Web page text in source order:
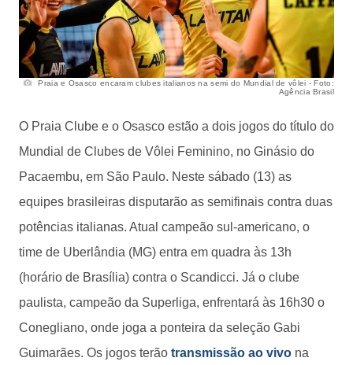
Praia e Osasco encaram clubes italianos na semi do Mundial de vôlei - Foto:
Agência Brasil
O Praia Clube e o Osasco estão a dois jogos do título do
Mundial de Clubes de Vôlei Feminino, no Ginásio do
Pacaembu, em São Paulo. Neste sábado (13) as
equipes brasileiras disputarão as semifinais contra duas
potências italianas. Atual campeão sul-americano, o
time de Uberlândia (MG) entra em quadra às 13h
(horário de Brasília) contra o Scandicci. Já o clube
paulista, campeão da Superliga, enfrentará às 16h30 o
Conegliano, onde joga a ponteira da seleção Gabi
Guimarães. Os jogos terão transmissão ao vivo na